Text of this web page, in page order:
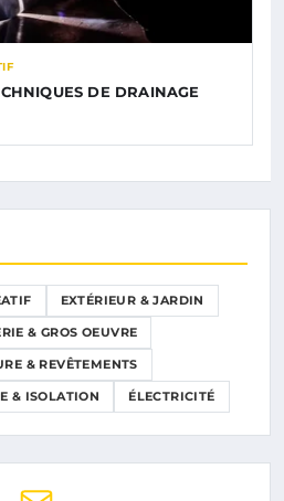
DE DRAINAGE
EXTÉRIEUR & JARDIN
& GROS OEUVRE
& REVÊTEMENTS
& ISOLATION ÉLECTRICITÉ